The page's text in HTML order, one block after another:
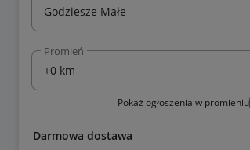
Promień
Pokaż ogłoszenia w promieniu
Darmowa dostawa